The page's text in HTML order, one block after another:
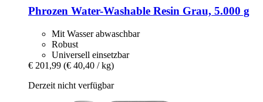
Phrozen Water-​Washable Resin Grau, 5.000 g
Mit Wasser abwaschbar
Robust
Universell einsetzbar
€ 201,99 (€ 40,40 / kg)
Derzeit nicht verfügbar